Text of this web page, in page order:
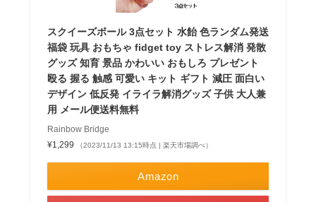
スクイーズボール 3点セット 水飴 色ランダム発送
福袋 玩具 おもちゃ fidget toy ストレス解消 発散
グッズ 知育 景品 かわいい おもしろ プレゼント
殴る 握る 触感 可愛い キット ギフト 減圧 面白い
デザイン 低反発 イライラ解消グッズ 子供 大人兼
用 メール便送料無料
Rainbow Bridge
¥1,299
（2023/11/13 13:15時点 | 楽天市場調べ）
Amazon